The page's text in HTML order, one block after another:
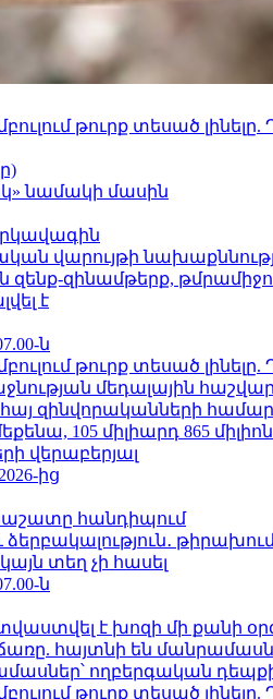
թուրք տեսած լինելը.
նամակի մասին
վարույթի
զենք-զինամթերք,
է
ն
թուրք տեսած լինելը.
մեդալային
հայ զինվորականների համար
105 միլիարդ 865
վերաբերյալ
ից
հանդիպում
տեղ չի հասել
ն
է խոզի մի քանի
հայտնի են
ողբերգական
թուրք տեսած լինելը.